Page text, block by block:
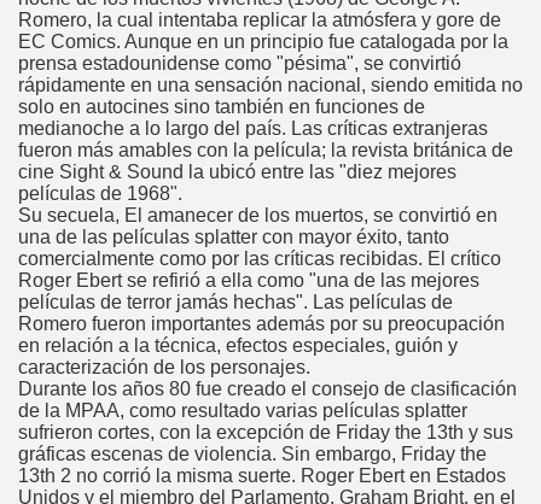
Romero, la cual intentaba replicar la atmósfera y gore de
EC Comics. Aunque en un principio fue catalogada por la
prensa estadounidense como "pésima", se convirtió
rápidamente en una sensación nacional, siendo emitida no
solo en autocines sino también en funciones de
medianoche a lo largo del país. Las críticas extranjeras
fueron más amables con la película; la revista británica de
cine Sight & Sound la ubicó entre las "diez mejores
películas de 1968".
Su secuela, El amanecer de los muertos, se convirtió en
una de las películas splatter con mayor éxito, tanto
comercialmente como por las críticas recibidas. El crítico
Roger Ebert se refirió a ella como "una de las mejores
películas de terror jamás hechas". Las películas de
Romero fueron importantes además por su preocupación
en relación a la técnica, efectos especiales, guión y
caracterización de los personajes.
Durante los años 80 fue creado el consejo de clasificación
de la MPAA, como resultado varias películas splatter
sufrieron cortes, con la excepción de Friday the 13th y sus
gráficas escenas de violencia. Sin embargo, Friday the
13th 2 no corrió la misma suerte. Roger Ebert en Estados
Unidos y el miembro del Parlamento, Graham Bright, en el